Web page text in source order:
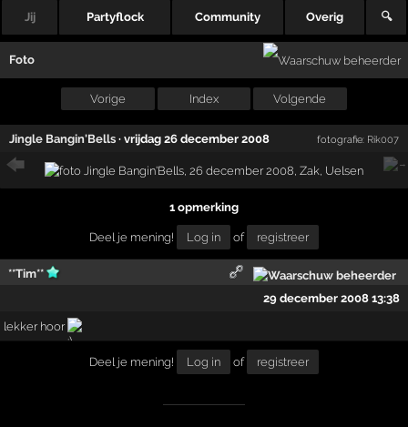
Jij Partyflock Community Overig 🔍
Foto
Vorige Index Volgende
Jingle Bangin'Bells ·vrijdag 26 december 2008 fotografie: Rik007
1 opmerking
Deel je mening! Log in of registreer
**Tim**
29 december 2008 13:38
lekker hoor
Deel je mening! Log in of registreer